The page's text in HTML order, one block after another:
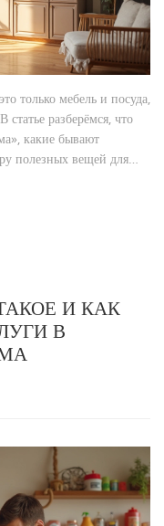
только мебель и посуда,
разберёмся, что
какие бывают
полезных вещей для
несколько
ненужными вещами.
И КАК
В